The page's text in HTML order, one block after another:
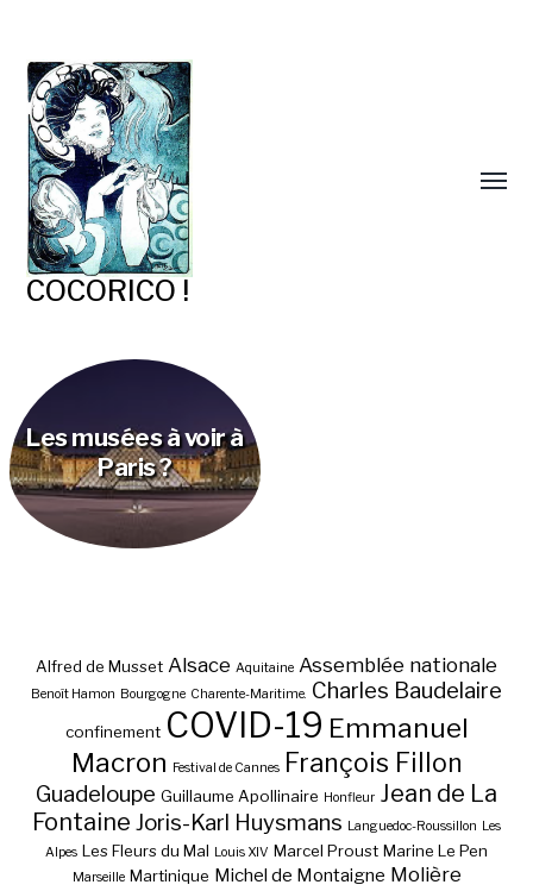
COCORICO !
Les musées à voir à
Paris ?
Alfred de Musset Alsace Aquitaine Assemblée nationale
Benoît Hamon Bourgogne Charente-Maritime. Charles Baudelaire
confinement COVID-19 Emmanuel
Macron Festival de Cannes François Fillon
Guadeloupe Guillaume Apollinaire Honfleur Jean de La
Fontaine Joris-Karl Huysmans Languedoc-Roussillon Les
Alpes Les Fleurs du Mal Louis XIV Marcel Proust Marine Le Pen
Marseille Martinique Michel de Montaigne Molière